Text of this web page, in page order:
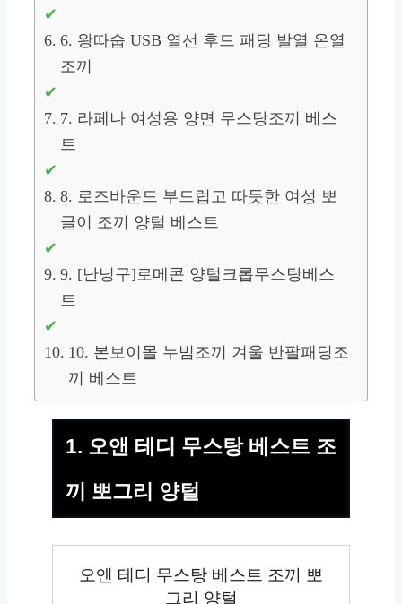
6. 왕따숩 USB 열선 후드 패딩 발열 온열
조끼
7. 라페나 여성용 양면 무스탕조끼 베스
트
8. 로즈바운드 부드럽고 따듯한 여성 뽀
글이 조끼 양털 베스트
9. [난닝구]로메콘 양털크롭무스탕베스
트
10. 본보이몰 누빔조끼 겨울 반팔패딩조
끼 베스트
1. 오앤 테디 무스탕 베스트 조
끼 뽀그리 양털
오앤 테디 무스탕 베스트 조끼 뽀
그리 양털